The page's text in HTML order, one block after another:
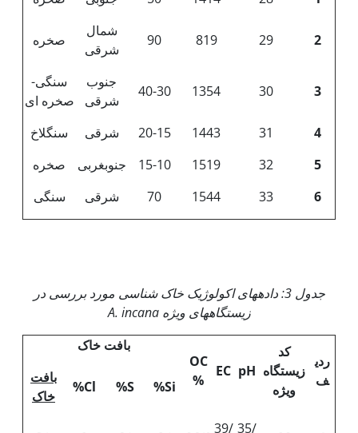
2
29
819
90
شمال
شرقی
صخره
3
30
1354
40-30
جنوب
شرقی
سنگی-
صخره ای
4
31
1443
20-15 شرقی
سنگلاخ
5
32
1519
15-10 جنوب­غربی
صخره
6
33
1544
70 شرقی سنگی
جدول 3: داده­های اکولوژیک خاک شناسی مورد بررسی در
زیستگاه­های ویژهA. incana
ردی
ف
کد
زیستگاه
ویژه
pH
EC
OC
%
بافت خاک
Si%
S%
Cl%
بافت
خاک
35/
39/